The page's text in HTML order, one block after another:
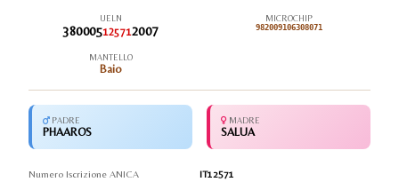
UELN
380005125712007
MICROCHIP
982009106308071
MANTELLO
Baio
PADRE
PHAAROS
MADRE
SALUA
Numero Iscrizione ANICA
IT12571